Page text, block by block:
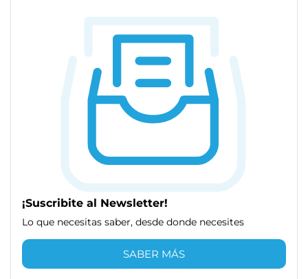
¡Suscribite al Newsletter!
Lo que necesitas saber, desde donde necesites
SABER MÁS